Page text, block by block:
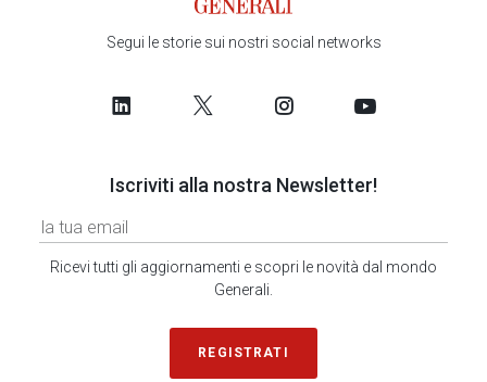
Segui le storie sui nostri social networks
Iscriviti alla nostra Newsletter!
Ricevi tutti gli aggiornamenti e scopri le novità dal mondo
Generali.
REGISTRATI